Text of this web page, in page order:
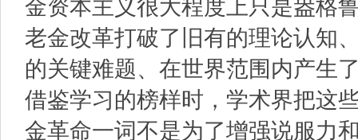
金资本主义很大程度上只是盎
老金改革打破了旧有的理论认知
的关键难题、在世界范围内产生
借鉴学习的榜样时，学术界把这
金革命一词不是为了增强说服力